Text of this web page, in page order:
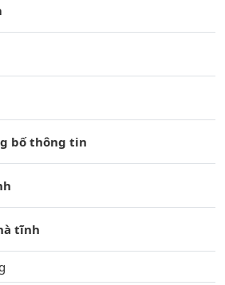
bố thông tin
tĩnh